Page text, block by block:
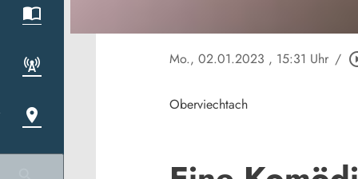
Mo., 02.01.2023 , 15:31 Uhr /
Oberviechtach